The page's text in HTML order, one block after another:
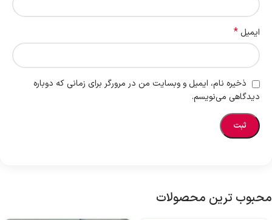
ایمیل *
ذخیره نام، ایمیل و وبسایت من در مرورگر برای زمانی که دوباره
دیدگاهی می‌نویسم.
محبوب ترین محصولات